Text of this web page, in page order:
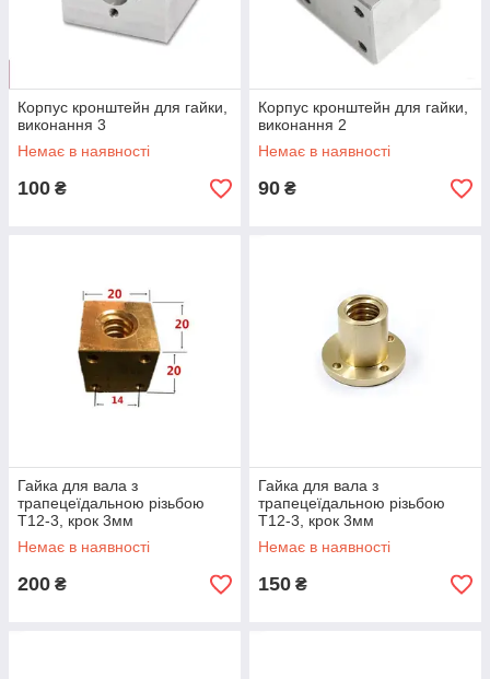
Корпус кронштейн для гайки,
виконання 3
Немає в наявності
100 ₴
Корпус кронштейн для гайки,
виконання 2
Немає в наявності
90 ₴
Гайка для вала з
трапецеїдальною різьбою
T12-3, крок 3мм
Немає в наявності
200 ₴
Гайка для вала з
трапецеїдальною різьбою
T12-3, крок 3мм
Немає в наявності
150 ₴